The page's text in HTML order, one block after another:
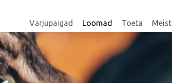
Varjupaigad Loomad Toeta Meist